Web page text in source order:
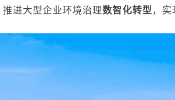
推进大型企业环境治理数智化转型，实